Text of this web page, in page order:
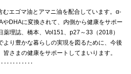
むエゴマ油とアマニ油を配合しています。α-
やDHAに変換されて、内側から健康をサポー
理誌、橋本、Vol151、p27～33（2018）
より豊かな暮らしの実現を図るために、今後
さまの健康をサポートしてまいります。